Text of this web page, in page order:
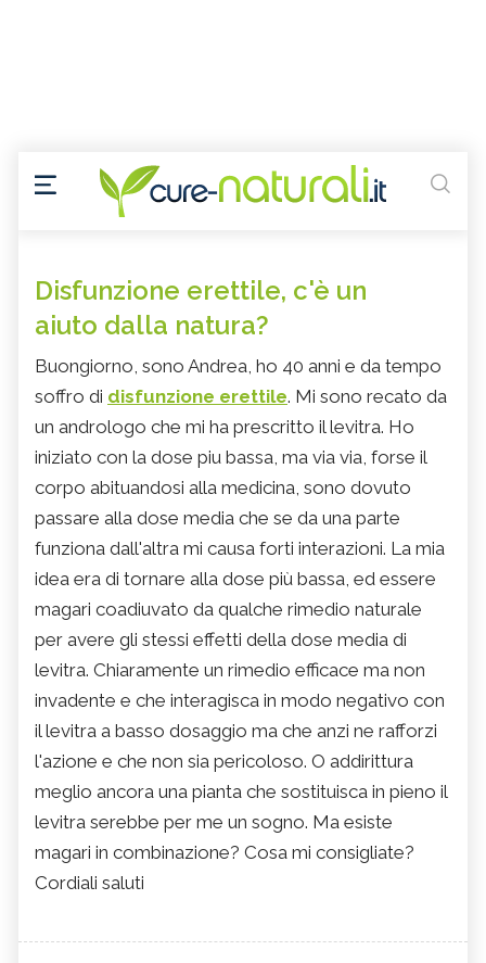
Disfunzione erettile, c'è un
aiuto dalla natura?
Buongiorno, sono Andrea, ho 40 anni e da tempo
soffro di disfunzione erettile. Mi sono recato da
un andrologo che mi ha prescritto il levitra. Ho
iniziato con la dose piu bassa, ma via via, forse il
corpo abituandosi alla medicina, sono dovuto
passare alla dose media che se da una parte
funziona dall'altra mi causa forti interazioni. La mia
idea era di tornare alla dose più bassa, ed essere
magari coadiuvato da qualche rimedio naturale
per avere gli stessi effetti della dose media di
levitra. Chiaramente un rimedio efficace ma non
invadente e che interagisca in modo negativo con
il levitra a basso dosaggio ma che anzi ne rafforzi
l'azione e che non sia pericoloso. O addirittura
meglio ancora una pianta che sostituisca in pieno il
levitra serebbe per me un sogno. Ma esiste
magari in combinazione? Cosa mi consigliate?
Cordiali saluti